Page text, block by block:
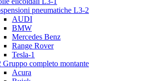
pneumatiche L3-2
AUDI
BMW
Mercedes Benz
Range Rover
Tesla-1
Gruppo completo montante
Acura